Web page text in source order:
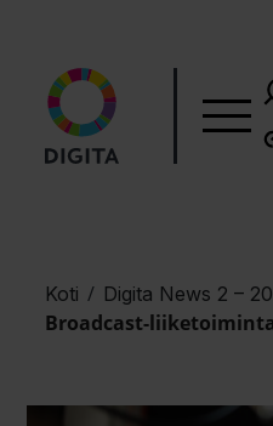
Koti / Digita News 2 –
Broadcast-